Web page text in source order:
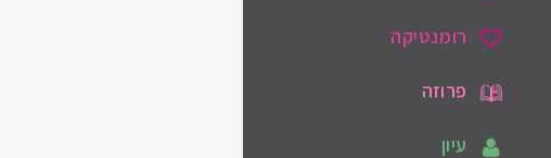
רומנטיקה
פרוזה
עיון